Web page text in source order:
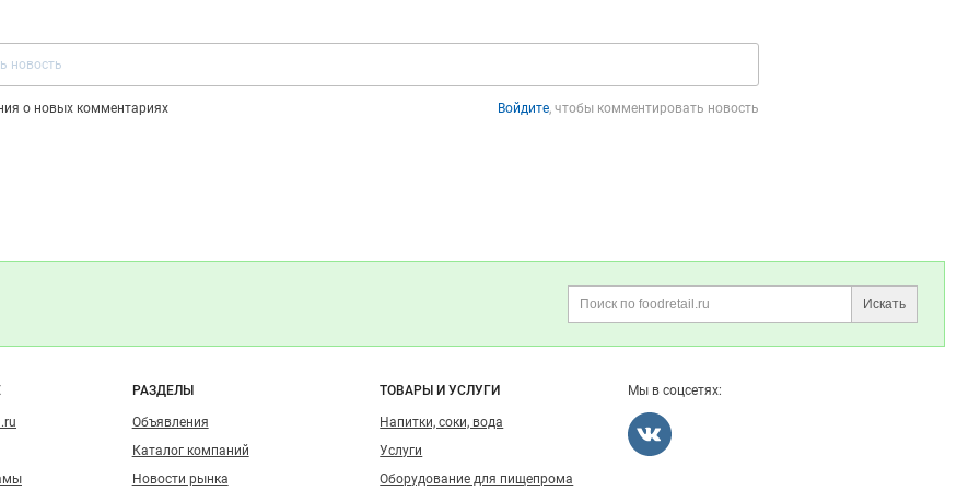
о новых комментариях Войдите , чтобы комментировать новость
Искать
РАЗДЕЛЫ
Объявления
Каталог компаний
Новости рынка
ТОВАРЫ И УСЛУГИ
Напитки, соки, вода
Услуги
Оборудование для пищепрома
Мы в соцсетях: